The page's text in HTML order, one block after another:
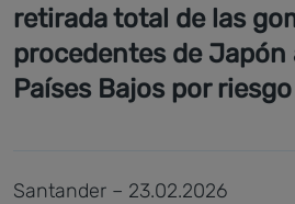
retirada total de las
procedentes de Japón
Países Bajos por
Santander – 23.02.2026